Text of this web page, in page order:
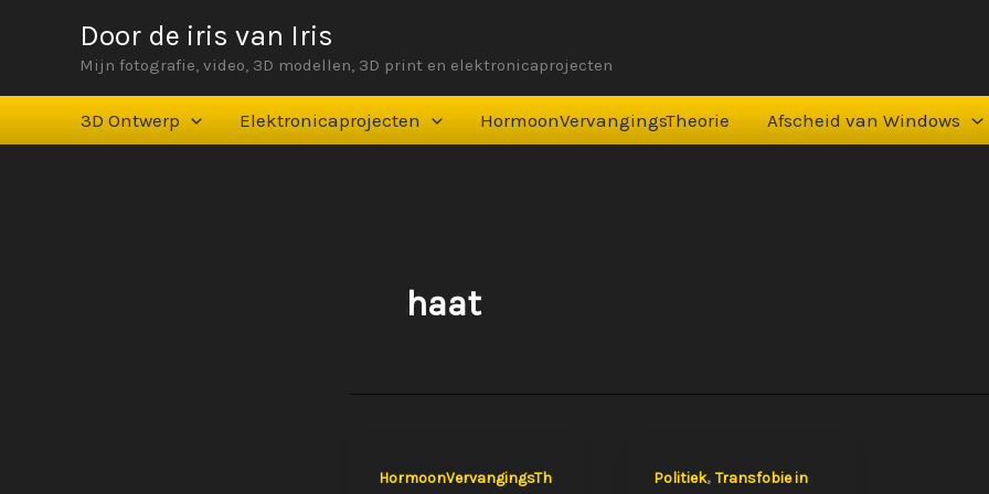
Door de iris van Iris
Mijn fotografie, video, 3D modellen, 3D print en elektronicaprojecten
3D Ontwerp Elektronicaprojecten HormoonVervangingsTheorie Afscheid van Windows
haat
HormoonVervangingsTh
Politiek,Transfobie in